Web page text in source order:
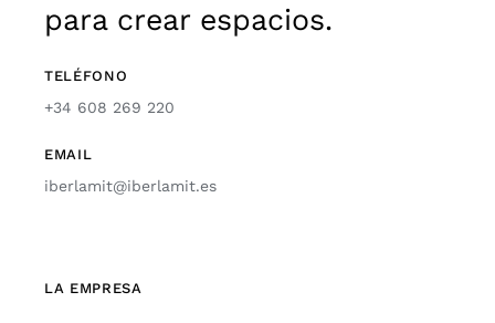
para crear espacios.
TELÉFONO
+34 608 269 220
EMAIL
iberlamit@iberlamit.es
LA EMPRESA